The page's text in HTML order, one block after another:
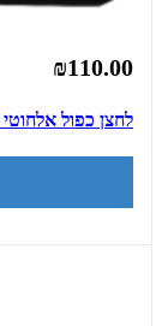
₪110.00
לחצן כפול אלחוטי QuickSwitch IP67